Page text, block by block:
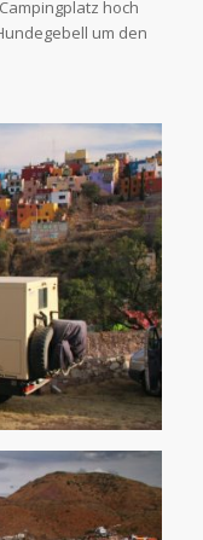
hoch
um den